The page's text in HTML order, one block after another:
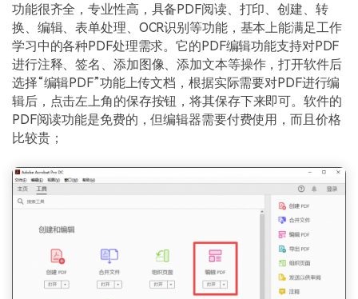
功能很齐全，专业性高，具备PDF阅读、打印、创建、转
换、编辑、表单处理、OCR识别等功能，基本上能满足工作
学习中的各种PDF处理需求。它的PDF编辑功能支持对PDF
进行注释、签名、添加图像、添加文本等操作，打开软件后
选择“编辑PDF”功能上传文档，根据实际需要对PDF进行编
辑后，点击左上角的保存按钮，将其保存下来即可。软件的
PDF阅读功能是免费的，但编辑器需要付费使用，而且价格
比较贵；